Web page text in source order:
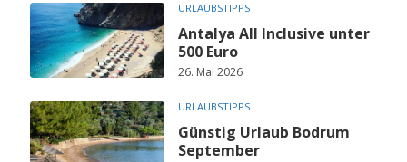
URLAUBSTIPPS
Antalya All Inclusive unter
500 Euro
26. Mai 2026
URLAUBSTIPPS
Günstig Urlaub Bodrum
September